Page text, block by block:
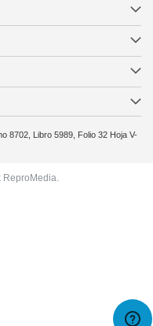
8702, Libro 5989, Folio 32 Hoja V-
ReproMedia.